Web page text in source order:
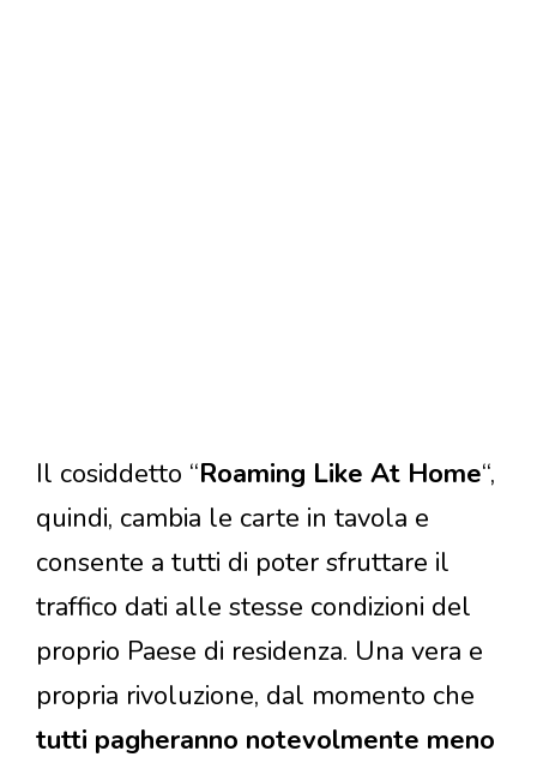
Il cosiddetto “Roaming Like At Home“,
quindi, cambia le carte in tavola e
consente a tutti di poter sfruttare il
traffico dati alle stesse condizioni del
proprio Paese di residenza. Una vera e
propria rivoluzione, dal momento che
tutti pagheranno notevolmente meno